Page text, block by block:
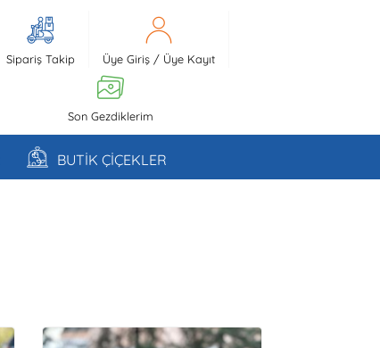
Sipariş Takip Üye Giriş/ Üye Kayıt
Son Gezdiklerim
BUTİK ÇİÇEKLER